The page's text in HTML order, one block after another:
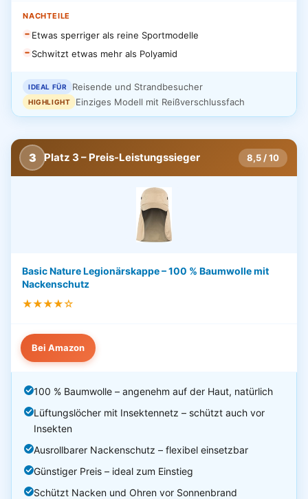
NACHTEILE
Etwas sperriger als reine Sportmodelle
Schwitzt etwas mehr als Polyamid
IDEAL FÜR Reisende und Strandbesucher
HIGHLIGHT Einziges Modell mit Reißverschlussfach
3 Platz 3 – Preis-Leistungssieger 8,5 / 10
Basic Nature Legionärskappe – 100 % Baumwolle mit
Nackenschutz
★★★★☆
Bei Amazon
100 % Baumwolle – angenehm auf der Haut, natürlich
Lüftungslöcher mit Insektennetz – schützt auch vor
Insekten
Ausrollbarer Nackenschutz – flexibel einsetzbar
Günstiger Preis – ideal zum Einstieg
Schützt Nacken und Ohren vor Sonnenbrand